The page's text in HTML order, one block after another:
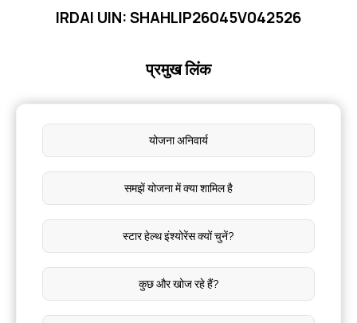
IRDAI UIN: SHAHLIP26045V042526
प्रमुख लिंक
योजना अनिवार्य
समझें योजना में क्या शामिल है
स्टार हेल्थ इंश्योरेंस क्यों चुनें?
कुछ और खोज रहे हैं?